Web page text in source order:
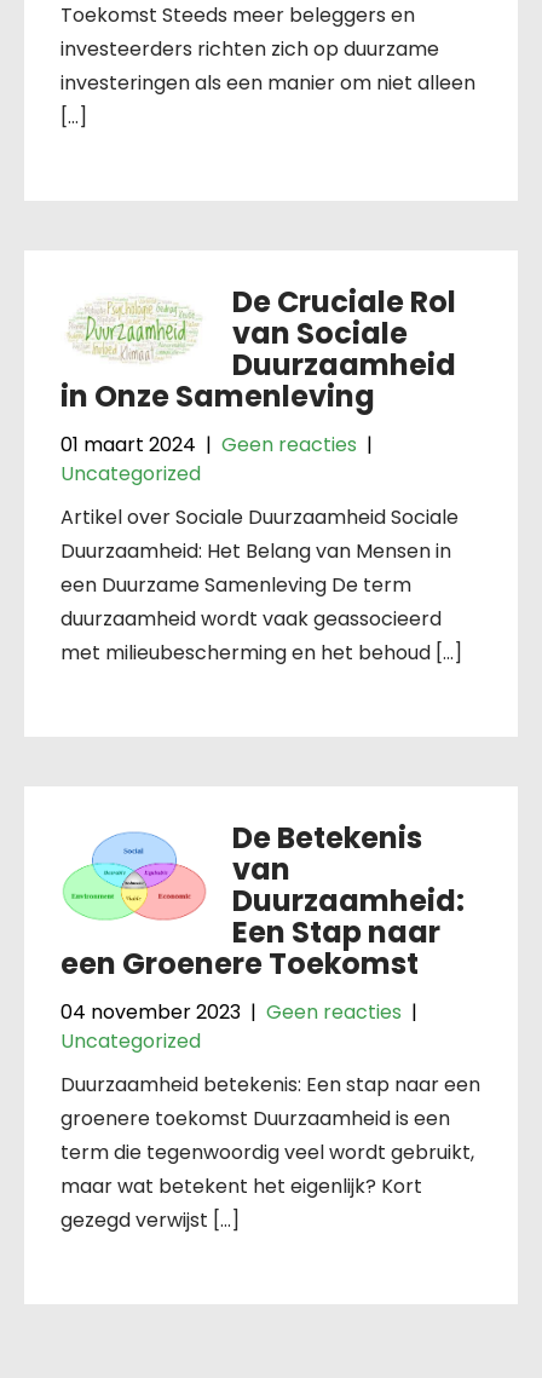
Toekomst Steeds meer beleggers en
investeerders richten zich op duurzame
investeringen als een manier om niet alleen
[…]
De Cruciale Rol
van Sociale
Duurzaamheid
in Onze Samenleving
01 maart 2024 | Geen reacties |
Uncategorized
Artikel over Sociale Duurzaamheid Sociale
Duurzaamheid: Het Belang van Mensen in
een Duurzame Samenleving De term
duurzaamheid wordt vaak geassocieerd
met milieubescherming en het behoud […]
De Betekenis
van
Duurzaamheid:
Een Stap naar
een Groenere Toekomst
04 november 2023 | Geen reacties |
Uncategorized
Duurzaamheid betekenis: Een stap naar een
groenere toekomst Duurzaamheid is een
term die tegenwoordig veel wordt gebruikt,
maar wat betekent het eigenlijk? Kort
gezegd verwijst […]